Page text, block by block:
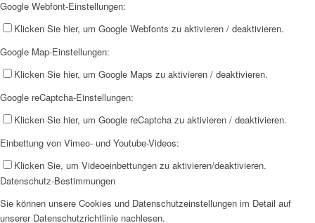
Google Webfont-Einstellungen:
Klicken Sie hier, um Google Webfonts zu aktivieren / deaktivieren.
Google Map-Einstellungen:
Klicken Sie hier, um Google Maps zu aktivieren / deaktivieren.
Google reCaptcha-Einstellungen:
Klicken Sie hier, um Google reCaptcha zu aktivieren / deaktivieren.
Einbettung von Vimeo- und Youtube-Videos:
Klicken Sie, um Videoeinbettungen zu aktivieren/deaktivieren.
Datenschutz-Bestimmungen
Sie können unsere Cookies und Datenschutzeinstellungen im Detail auf
unserer Datenschutzrichtlinie nachlesen.